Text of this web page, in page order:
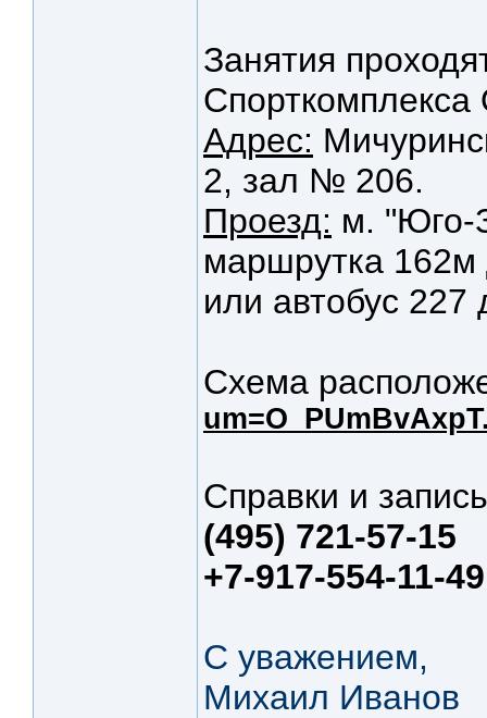
Занятия
Адрес:
2, зал № 206.
Проезд: м. "Юго-
маршрутка
или автобус 227
Схема
Справки и
(495) 721-57-15
+7-917-554-11-49
С уважением,
Михаил Иванов